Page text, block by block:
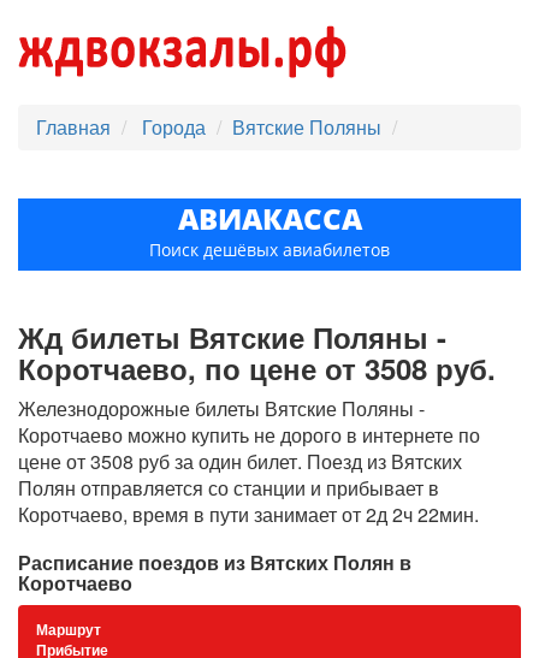
Главная Города Вятские Поляны
АВИАКАССА
Поиск дешёвых авиабилетов
Жд билеты Вятские Поляны -
Коротчаево, по цене от 3508 руб.
Железнодорожные билеты Вятские Поляны -
Коротчаево можно купить не дорого в интернете по
цене от 3508 руб за один билет. Поезд из Вятских
Полян отправляется со станции и прибывает в
Коротчаево, время в пути занимает от 2д 2ч 22мин.
Расписание поездов из Вятских Полян в
Коротчаево
Маршрут
Прибытие